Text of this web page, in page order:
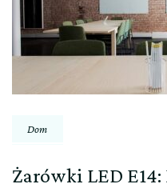
Dom
Żarówki LED E14: